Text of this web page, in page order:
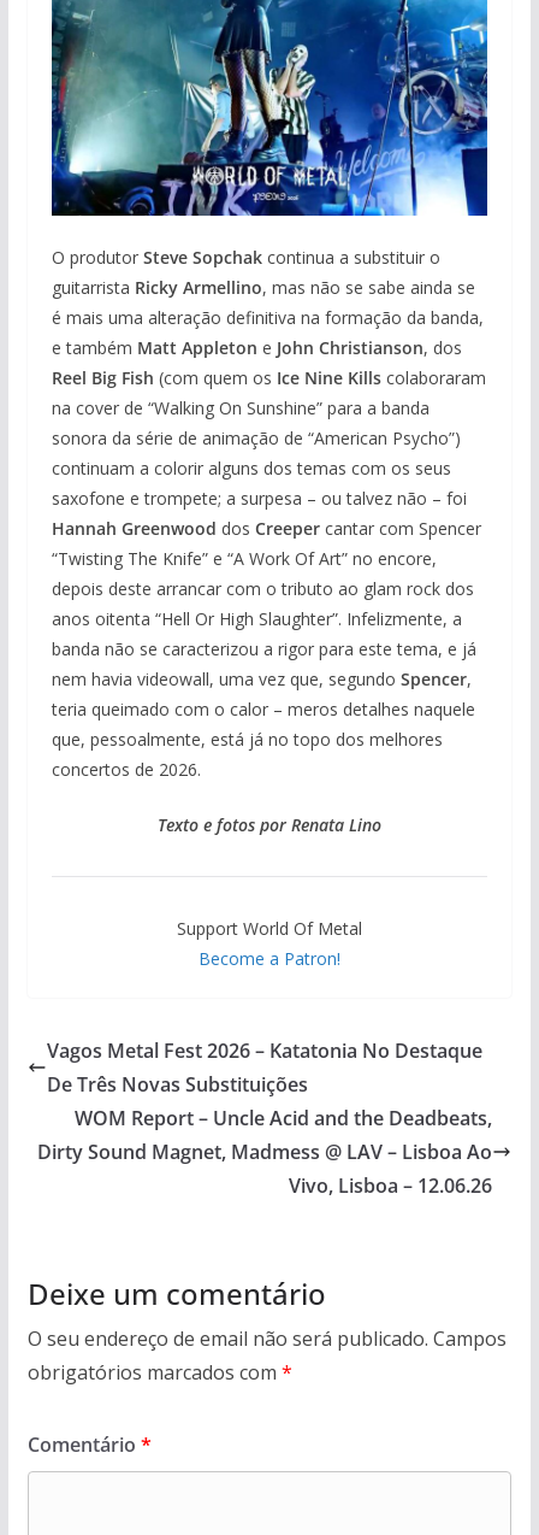
O produtor Steve Sopchakcontinua a substituir o
guitarrista Ricky Armellino, mas não se sabe ainda se
é mais uma alteração definitiva na formação da banda,
e também Matt Appleton e John Christianson, dos
Reel Big Fish (com quem os Ice Nine Killscolaboraram
na cover de “Walking On Sunshine” para a banda
sonora da série de animação de “American Psycho”)
continuam a colorir alguns dos temas com os seus
saxofone e trompete; a surpesa – ou talvez não – foi
Hannah Greenwood dos Creepercantar com Spencer
“Twisting The Knife” e “A Work Of Art” no encore,
depois deste arrancar com o tributo ao glam rock dos
anos oitenta “Hell Or High Slaughter”. Infelizmente, a
banda não se caracterizou a rigor para este tema, e já
nem havia videowall, uma vez que, segundo Spencer,
teria queimado com o calor – meros detalhes naquele
que, pessoalmente, está já no topo dos melhores
concertos de 2026.
Texto e fotos por Renata Lino
Support World Of Metal
Become a Patron!
Vagos Metal Fest 2026 – Katatonia No Destaque
De Três Novas Substituições
WOM Report – Uncle Acid and the Deadbeats,
Dirty Sound Magnet, Madmess @ LAV – Lisboa Ao
Vivo, Lisboa – 12.06.26
Deixe um comentário
O seu endereço de email não será publicado. Campos
obrigatórios marcados com *
Comentário *